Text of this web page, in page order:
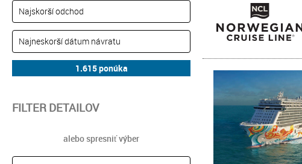
FILTER DETAILOV
alebo spresniť výber